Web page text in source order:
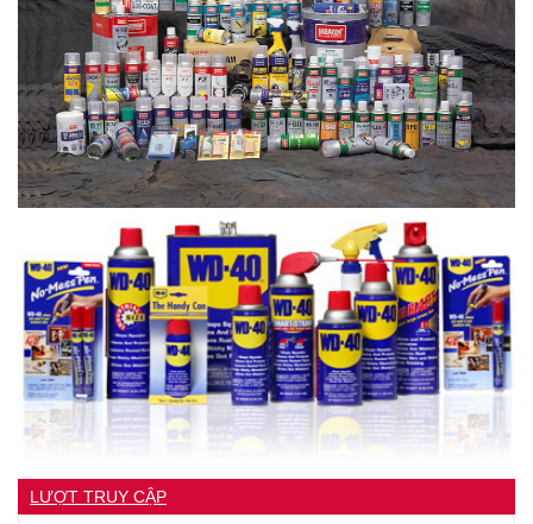
LƯỢT TRUY CẬP